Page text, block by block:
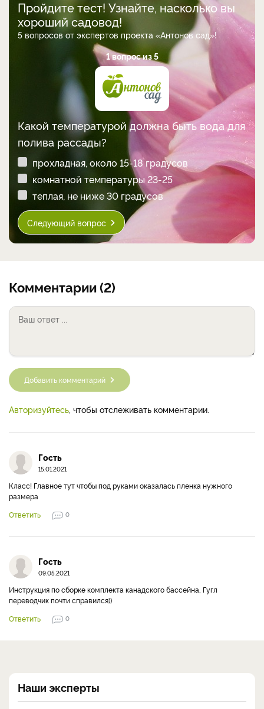
Пройдите тест! Узнайте, насколько вы
хороший садовод!
5 вопросов от экспертов проекта «Антонов сад»!
1 вопрос из 5
Какой температурой должна быть вода для
полива рассады?
прохладная, около 15-18 градусов
комнатной температуры 23-25
теплая, не ниже 30 градусов
Следующий вопрос
Комментарии (2)
Добавить комментарий
Авторизуйтесь, чтобы отслеживать комментарии.
Гость
15.01.2021
Класс! Главное тут чтобы под руками оказалась пленка нужного
размера
Ответить
0
Гость
09.05.2021
Инструкция по сборке комплекта канадского бассейна, Гугл
переводчик почти справился))
Ответить
0
Наши эксперты